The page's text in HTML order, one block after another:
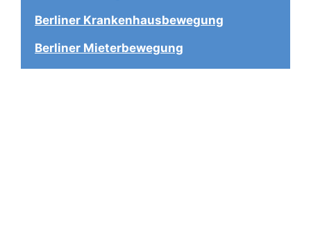
Berliner Krankenhausbewegung
Berliner Mieterbewegung